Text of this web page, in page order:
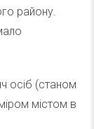
району.
осіб (станом
містом в